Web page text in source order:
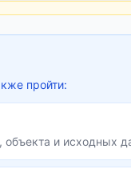
пройти:
объекта и исходных